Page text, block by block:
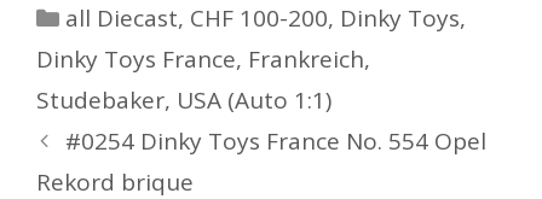
Kategorien
all Diecast, CHF 100-200, Dinky Toys,
Dinky Toys France, Frankreich,
Studebaker, USA (Auto 1:1)
Beitrags-
Navigation
#0254 Dinky Toys France No. 554 Opel
Rekord brique